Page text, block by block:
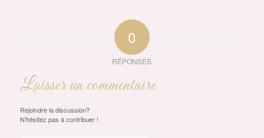
0
RÉPONSES
Laisser un commentaire
Rejoindre la discussion?
N’hésitez pas à contribuer !